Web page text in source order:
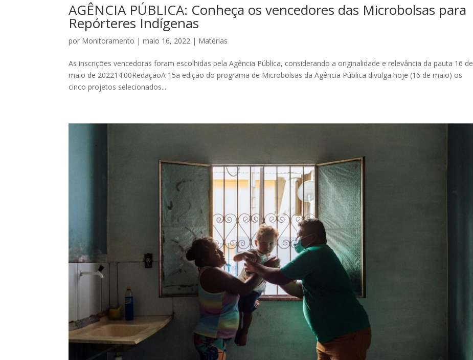
AGÊNCIA PÚBLICA: Conheça os vencedores das Microbolsas para
Repórteres Indígenas
por Monitoramento |maio 16, 2022 | Matérias
As inscrições vencedoras foram escolhidas pela Agência Pública, considerando a originalidade e relevância da pauta 16 de
maio de 202214:00RedaçãoA 15a edição do programa de Microbolsas da Agência Pública divulga hoje (16 de maio) os
cinco projetos selecionados...